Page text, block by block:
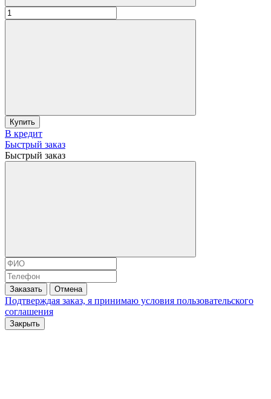
Купить
В кредит
Быстрый заказ
Быстрый заказ
Заказать Отмена
Подтверждая заказ, я принимаю условия пользовательского
соглашения
Закрыть